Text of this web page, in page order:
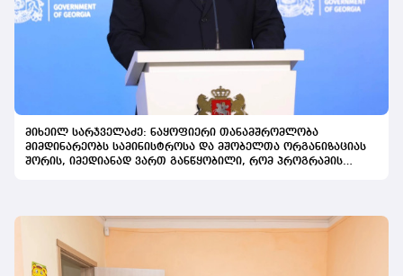
მიხეილ სარჯველაძე: ნაყოფიერი თანამშრომლობა
მიმდინარეობს სამინისტროსა და მშობელთა ორგანიზაციას
შორის, იმედიანად ვართ განწყობილი, რომ პროგრამის